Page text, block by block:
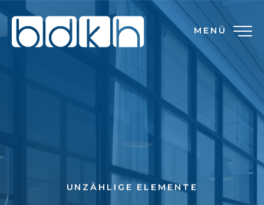
MENÜ
UNZÄHLIGE ELEMENTE